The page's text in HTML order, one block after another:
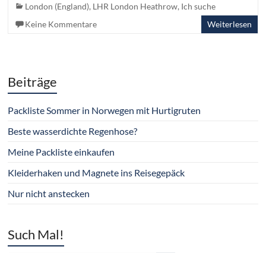
London (England), LHR London Heathrow, Ich suche
Keine Kommentare
Weiterlesen
Beiträge
Packliste Sommer in Norwegen mit Hurtigruten
Beste wasserdichte Regenhose?
Meine Packliste einkaufen
Kleiderhaken und Magnete ins Reisegepäck
Nur nicht anstecken
Such Mal!